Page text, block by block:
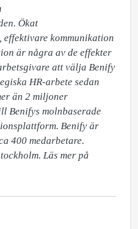
Ökat
effektivare kommunikation
är några av de effekter
att välja Benify
HR-arbete sedan
än 2 miljoner
Benifys molnbaserade
Benify är
400 medarbetare.
Läs mer på